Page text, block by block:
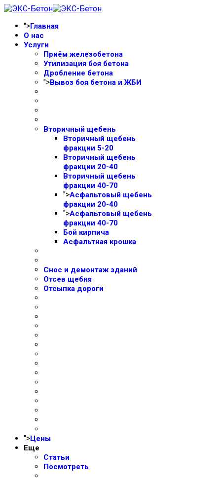
">Главная
О нас
Услуги
Приём железобетона
Утилизация боя бетона
Дробление бетона
">Вывоз боя бетона и ЖБИ
Вторичный щебень
Вторичный щебень
фракции 5-20
Вторичный щебень
фракции 20-40
Вторичный щебень
фракции 40-70
">Асфальтовый щебень
фракции 20-40
">Асфальтовый щебень
фракции 40-70
Бой кирпича
Асфальтная крошка
Снос и демонтаж зданий
Отсев щебня
Отсыпка дороги
">Цены
Еще
Статьи
Посмотреть